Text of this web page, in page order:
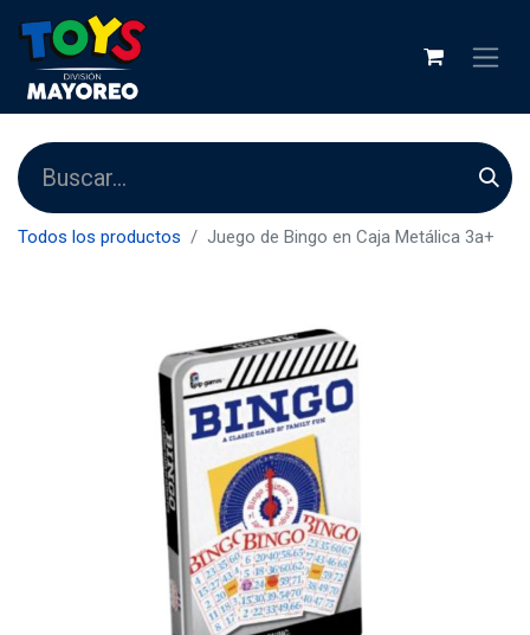
Todos los productos Juego de Bingo en Caja Metálica 3a+